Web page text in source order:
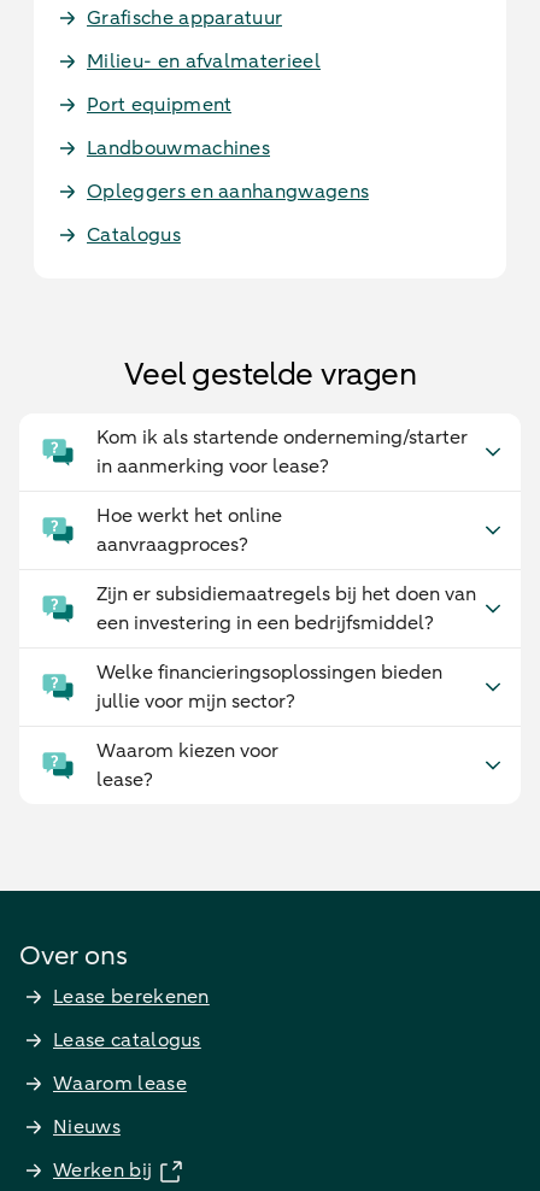
Grafische apparatuur
Milieu- en afvalmaterieel
Port equipment
Landbouwmachines
Opleggers en aanhangwagens
Catalogus
Veel gestelde vragen
Kom ik als startende onderneming/starter
in aanmerking voor lease?
Hoe werkt het online
aanvraagproces?
Zijn er subsidiemaatregels bij het doen van
een investering in een bedrijfsmiddel?
Welke financieringsoplossingen bieden
jullie voor mijn sector?
Waarom kiezen voor
lease?
Over ons
Lease berekenen
Lease catalogus
Waarom lease
Nieuws
Werken bij